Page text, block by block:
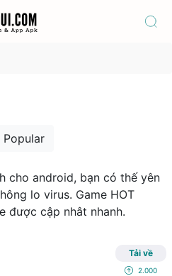
Popular
cho android, bạn có thế yên
lo virus. Game HOT
được cập nhât nhanh.
Tải về
2.000